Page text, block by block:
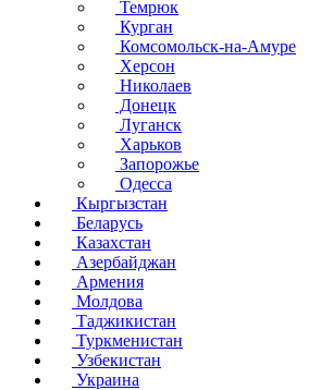
Темрюк
Курган
Комсомольск-на-Амуре
Херсон
Николаев
Донецк
Луганск
Харьков
Запорожье
Одесса
Кыргызстан
Беларусь
Казахстан
Азербайджан
Армения
Молдова
Таджикистан
Туркменистан
Узбекистан
Украина